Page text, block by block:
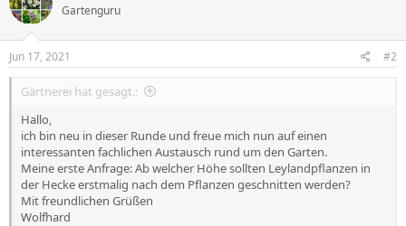
Gartenguru
Jun 17, 2021 #2
Gärtnerei hat gesagt.:
Hallo,
ich bin neu in dieser Runde und freue mich nun auf einen
interessanten fachlichen Austausch rund um den Garten.
Meine erste Anfrage: Ab welcher Höhe sollten Leylandpflanzen in
der Hecke erstmalig nach dem Pflanzen geschnitten werden?
Mit freundlichen Grüßen
Wolfhard